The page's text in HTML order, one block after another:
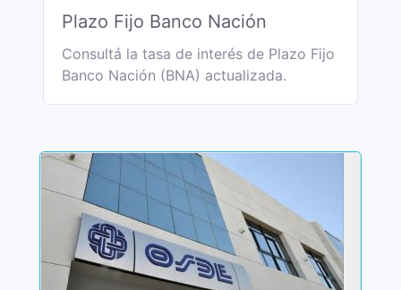
Plazo Fijo Banco Nación
Consultá la tasa de interés de Plazo Fijo
Banco Nación (BNA) actualizada.